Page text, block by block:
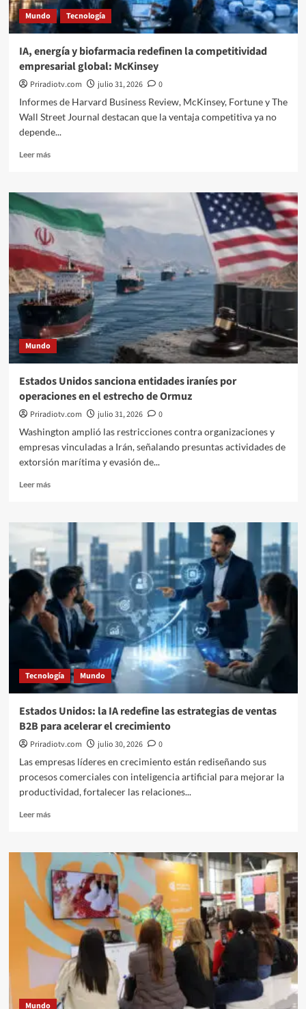
Mundo Tecnología
IA, energía y biofarmacia redefinen la competitividad
empresarial global: McKinsey
Priradiotv.com julio 31, 2026
0
Informes de Harvard Business Review, McKinsey, Fortune y The
Wall Street Journal destacan que la ventaja competitiva ya no
depende...
Leer másLeer
IA,
energía
biofarmacia
redefinen
la
competitividad
empresarial
global:
McKinsey
Mundo
Estados Unidos sanciona entidades iraníes por
operaciones en el estrecho de Ormuz
Priradiotv.com julio 31, 2026
0
Washington amplió las restricciones contra organizaciones y
empresas vinculadas a Irán, señalando presuntas actividades de
extorsión marítima y evasión de...
Leer másLeer
Estados
Unidos
entidades
iraníes
por
operaciones
en
el
estrecho
de
Ormuz
Tecnología Mundo
Estados Unidos: la IA redefine las estrategias de ventas
B2B para acelerar el crecimiento
Priradiotv.com julio 30, 2026
0
Las empresas líderes en crecimiento están rediseñando sus
procesos comerciales con inteligencia artificial para mejorar la
productividad, fortalecer las relaciones...
Leer másLeer
Estados
Unidos:
la
IA
redefine
las
estrategias
ventas
B2B
para
acelerar
Mundo